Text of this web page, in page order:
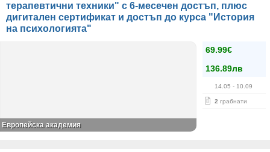
терапевтични техники" с 6-месечен достъп, плюс
дигитален сертификат и достъп до курса "История
на психологията"
69.99€
136.89лв
14.05 - 10.09
2 грабнати
Европейска академия